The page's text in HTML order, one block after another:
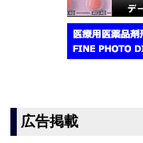
広告掲載